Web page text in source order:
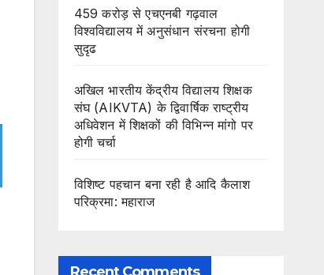
459 करोड़ से एचएनबी गढ़वाल
विश्वविद्यालय में अनुसंधान संरचना होगी
सुदृढ
अखिल भारतीय केंद्रीय विद्यालय शिक्षक
संघ (AIKVTA) के द्विवार्षिक राष्ट्रीय
अधिवेशन में शिक्षकों की विभिन्न मांगो पर
होगी चर्चा
विशिष्ट पहचान बना रही है आदि कैलाश
परिक्रमा: महाराज